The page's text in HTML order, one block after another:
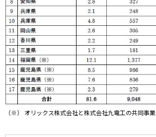
（※） オリックス株式会社と株式会社九電工の共同事業